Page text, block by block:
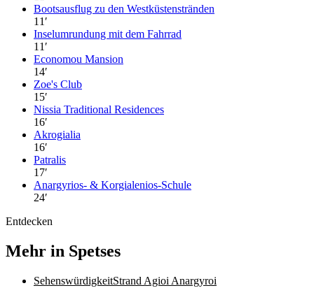
Bootsausflug zu den Westküstenstränden
11′
Inselumrundung mit dem Fahrrad
11′
Economou Mansion
14′
Zoe's Club
15′
Nissia Traditional Residences
16′
Akrogialia
16′
Patralis
17′
Anargyrios- & Korgialenios-Schule
24′
Entdecken
Mehr in Spetses
SehenswürdigkeitStrand Agioi Anargyroi